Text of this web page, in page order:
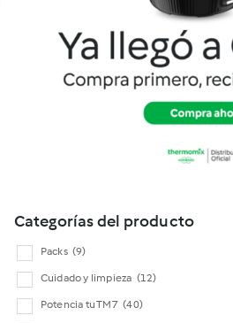
Cookidoo
Categorías del producto
Packs (9)
Cuidado y limpieza (12)
Potencia tu TM7 (40)